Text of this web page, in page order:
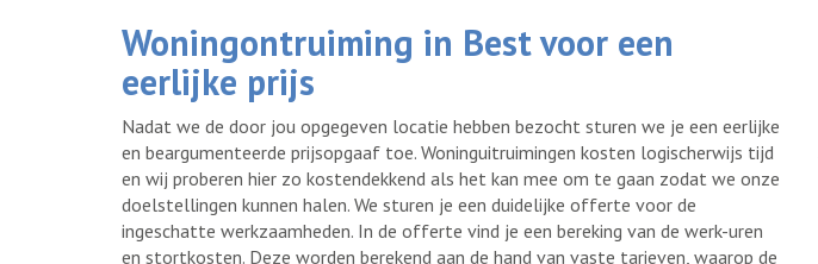
Woningontruiming in Best voor een
eerlijke prijs
Nadat we de door jou opgegeven locatie hebben bezocht sturen we je een eerlijke
en beargumenteerde prijsopgaaf toe. Woninguitruimingen kosten logischerwijs tijd
en wij proberen hier zo kostendekkend als het kan mee om te gaan zodat we onze
doelstellingen kunnen halen. We sturen je een duidelijke offerte voor de
ingeschatte werkzaamheden. In de offerte vind je een bereking van de werk-uren
en stortkosten. Deze worden berekend aan de hand van vaste tarieven, waarop de